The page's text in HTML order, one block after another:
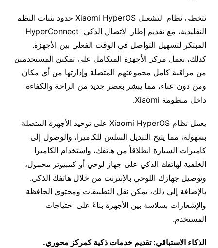
يتخطى نظام التشغيل Xiaomi HyperOS حدود بنيات النظم
التقليدية، مع تقديم إطار الاتصال الذكي HyperConnect
المبتكر لتسهيل التواصل في الوقت الفعلي بين الأجهزة.
كذلك، يعمل مركز الأجهزة المتكامل على تمكين المستخدمين
من مراقبة كامل مجموعتهم المتصلة وإدارتها من أي مكان
ومن دون عناء، مما يبشر بعصر جديد من الراحة والكفاءة
داخل منظومة Xiaomi.
يعمل نظام Xiaomi HyperOS على توحيد الأجهزة المتصلة
بسهولة، مما يتيح التبديل السلس للكاميرا، والوصول إلى
كاميرات السيارة انطلاقاً من هاتفك، واستخدام الكاميرا
الخلفية لهاتفك الذكي على جهاز لوحي أو كمبيوتر محمول،
وتوصيل جهازك اللوحي بالإنترنت من خلال هاتفك الذكي.
بالإضافة إلى ذلك، يمكن نقل التطبيقات ومحتوى الحافظة
والإشعارات بسلاسة بين الأجهزة بناءً على احتياجات
المستخدم.
الذكاء الاستباقي: تقديم خدمات ذكية كمركز محوري.